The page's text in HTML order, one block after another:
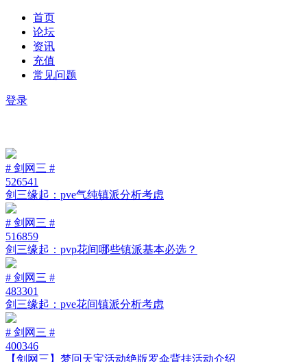
首页
论坛
资讯
充值
常见问题
登录
# 剑网三 #
526541
剑三缘起：pve气纯镇派分析考虑
# 剑网三 #
516859
剑三缘起：pvp花间哪些镇派基本必选？
# 剑网三 #
483301
剑三缘起：pve花间镇派分析考虑
# 剑网三 #
400346
【剑网三】梦回天宝活动绝版罗伞背挂活动介绍